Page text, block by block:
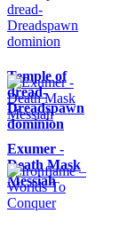
Temple of
dread-
Dreadspawn
dominion
Exumer -
Death Mask
Messiah